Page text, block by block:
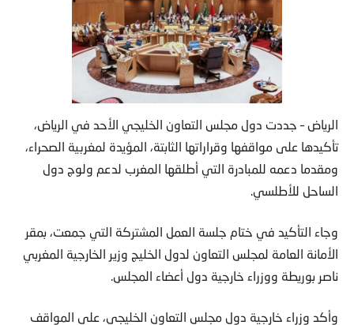
الرياض – جددت دول مجلس التعاون الخليجي الأحد في الرياض،
تأكيدها على مواقفها وقراراتها الثابتة، المؤيدة لمغربية الصحراء،
ومقدما دعمه للمبادرة التي أطلقها المغرب لدعم ولوج دول
الساحل للأطلسي.
وجاء التأكيد في ختام جلسة العمل المشتركة التي جمعت، بمقر
الأمانة العامة لمجلس التعاون لدول الخليج وزير الخارجية المغربي
ناصر بوريطة ووزراء خارجية دول أعضاء المجلس.
وأكد وزراء خارجية دول مجلس التعاون الخليجي، على المواقف